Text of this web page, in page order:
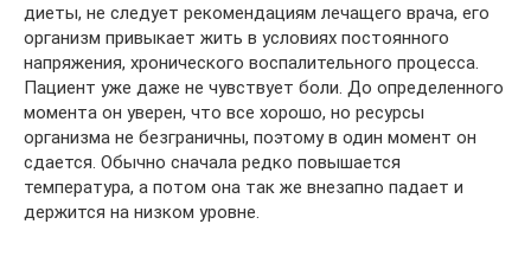
диеты, не следует рекомендациям лечащего врача, его
организм привыкает жить в условиях постоянного
напряжения, хронического воспалительного процесса.
Пациент уже даже не чувствует боли. До определенного
момента он уверен, что все хорошо, но ресурсы
организма не безграничны, поэтому в один момент он
сдается. Обычно сначала редко повышается
температура, а потом она так же внезапно падает и
держится на низком уровне.